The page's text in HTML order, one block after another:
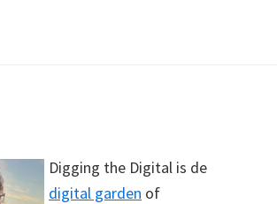
Digging the Digital is de
digital garden of